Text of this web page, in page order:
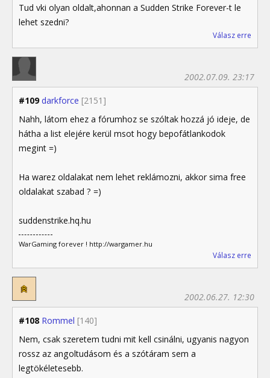
Tud vki olyan oldalt,ahonnan a Sudden Strike Forever-t le
lehet szedni?
Válasz erre
#109 darkforce [2151]
2002.07.09. 23:17
Nahh, látom ehez a fórumhoz se szóltak hozzá jó ideje, de
hátha a list elejére kerül msot hogy bepofátlankodok
megint =)
Ha warez oldalakat nem lehet reklámozni, akkor sima free
oldalakat szabad ? =)
suddenstrike.hq.hu
WarGaming forever ! http://wargamer.hu
Válasz erre
#108 Rommel [140]
2002.06.27. 12:30
Nem, csak szeretem tudni mit kell csinálni, ugyanis nagyon
rossz az angoltudásom és a szótáram sem a
legtökéletesebb.